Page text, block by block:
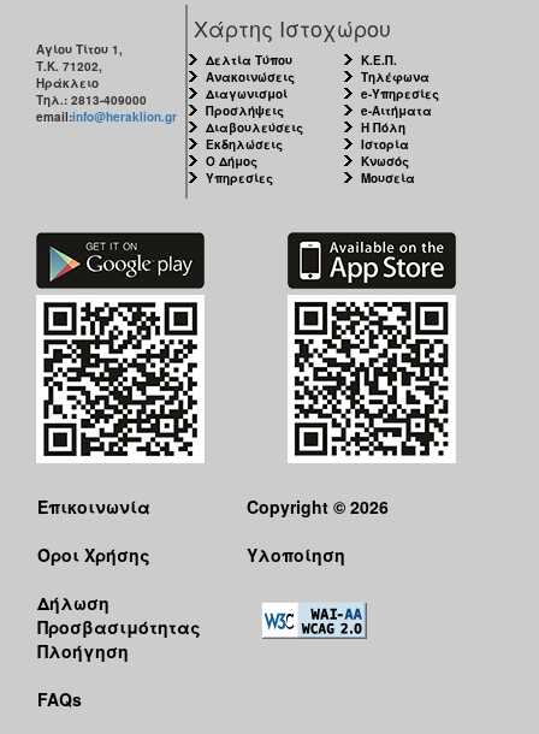
Αγίου Τίτου 1,
Τ.Κ. 71202,
Ηράκλειο
Τηλ.: 2813-409000
email:info@heraklion.gr
Χάρτης Ιστοχώρου
Δελτία Τύπου
Ανακοινώσεις
Διαγωνισμοί
Προσλήψεις
Διαβουλεύσεις
Εκδηλώσεις
Ο Δήμος
Υπηρεσίες
Κ.Ε.Π.
Τηλέφωνα
e-Υπηρεσίες
e-Αιτήματα
Η Πόλη
Ιστορία
Κνωσός
Μουσεία
Επικοινωνία
Όροι Χρήσης
Δήλωση
Προσβασιμότητας
Πλοήγηση
FAQs
Copyright © 2026
Υλοποίηση